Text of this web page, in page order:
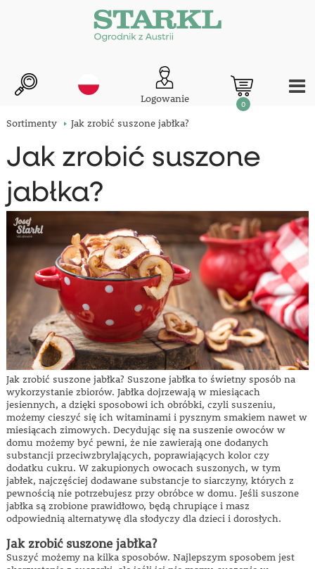
Logowanie 0
Sortimenty Jak zrobić suszone jabłka?
Jak zrobić suszone
jabłka?
Jak zrobić suszone jabłka? Suszone jabłka to świetny sposób na
wykorzystanie zbiorów. Jabłka dojrzewają w miesiącach
jesiennych, a dzięki sposobowi ich obróbki, czyli suszeniu,
możemy cieszyć się ich witaminami i pysznym smakiem nawet w
miesiącach zimowych. Decydując się na suszenie owoców w
domu możemy być pewni, że nie zawierają one dodanych
substancji przeciwzbrylających, poprawiających kolor czy
dodatku cukru. W zakupionych owocach suszonych, w tym
jabłek, najczęściej dodawane substancje to siarczyny, których z
pewnością nie potrzebujesz przy obróbce w domu. Jeśli suszone
jabłka są zrobione prawidłowo, będą chrupiące i masz
odpowiednią alternatywę dla słodyczy dla dzieci i dorosłych.
Jak zrobić suszone jabłka?
Suszyć możemy na kilka sposobów. Najlepszym sposobem jest